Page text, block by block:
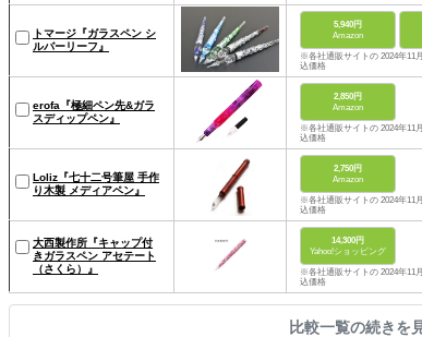
トマージ『ガラスペン シ
ルバーリーフ』
5,940円
Amazon
※各社通販サイトの 2024年11
込価格
erofa『極細ペン先&ガラ
スディップペン』
2,850円
Amazon
※各社通販サイトの 2024年11
込価格
Loliz『七十二号筆屋 手作
り木製 メディアペン』
2,750円
Amazon
※各社通販サイトの 2024年11
込価格
大西製作所『キャップ付
きガラスペン アセテート
（さくら）』
14,300円
Yahoo!ショッピング
※各社通販サイトの 2024年11
込価格
比較一覧の続きを